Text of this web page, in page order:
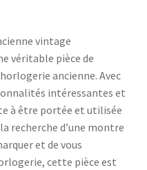
vintage
véritable pièce de
ancienne. Avec
intéressantes et
à être portée et utilisée
recherche d’une montre
et de vous
cette pièce est